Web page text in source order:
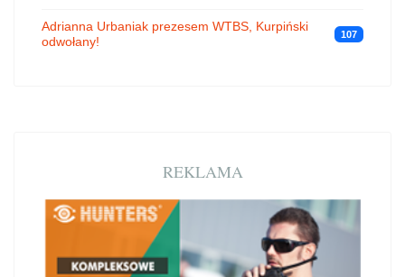
Adrianna Urbaniak prezesem WTBS, Kurpiński
odwołany!
107
REKLAMA